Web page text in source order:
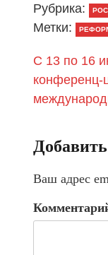
Рубрика:
Метки:
С 13 по 16
конференц-
Ваш адрес